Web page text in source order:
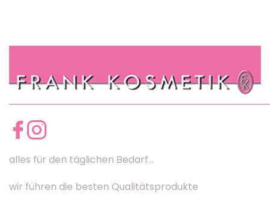
alles für den täglichen Bedarf...
wir führen die besten Qualitätsprodukte